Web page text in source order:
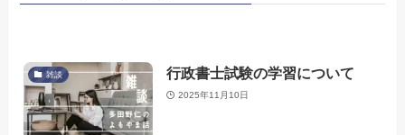
雑談 行政書士試験の学習について
2025年11月10日